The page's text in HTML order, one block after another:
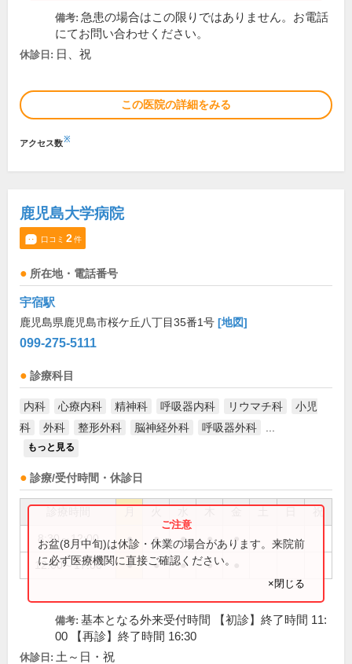
備考: 急患の場合はこの限りではありません。お電話
にてお問い合わせください。
休診日: 日、祝
この医院の詳細をみる
アクセス数※
鹿児島大学病院
口コミ 2件
所在地・電話番号
宇宿駅
鹿児島県鹿児島市桜ケ丘八丁目35番1号 [地図]
099-275-5111
診療科目
内科 心療内科 精神科 呼吸器内科 リウマチ科
小児
科
外科 整形外科 脳神経外科 呼吸器外科
もっと見る
診療/受付時間・休診日
祝
8:30～12:00 ● ● ● ● ●
12:00～17:00 ● ● ● ●
お盆(8月中旬)は休診・休業の場合があります。来院前
に必ず医療機関に直接ご確認ください。
×閉じる
備考: 基本となる外来受付時間 【初診】終了時間 11:
00 【再診】終了時間 16:30
休診日: 土～日・祝